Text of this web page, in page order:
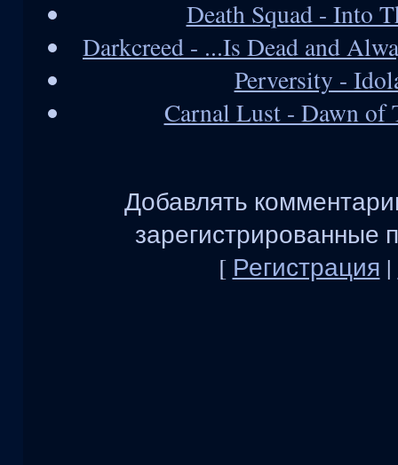
Death Squad - Into
Darkcreed - ...Is Dead and
Perversity -
Carnal Lust - Dawn of
Добавлять
зарегистрированные
[ Регистрация |